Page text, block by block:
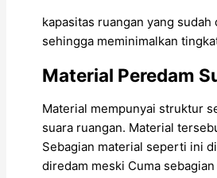
kapasitas ruangan yang
sehingga meminimalkan
Material Peredam
Material mempunyai struktur
suara ruangan. Material
Sebagian material seperti ini
diredam meski Cuma